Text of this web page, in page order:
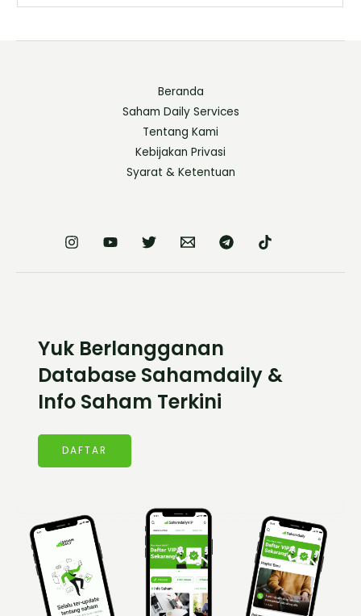
Beranda
Saham Daily Services
Tentang Kami
Kebijakan Privasi
Syarat & Ketentuan
Yuk Berlangganan
Database Sahamdaily &
Info Saham Terkini
DAFTAR